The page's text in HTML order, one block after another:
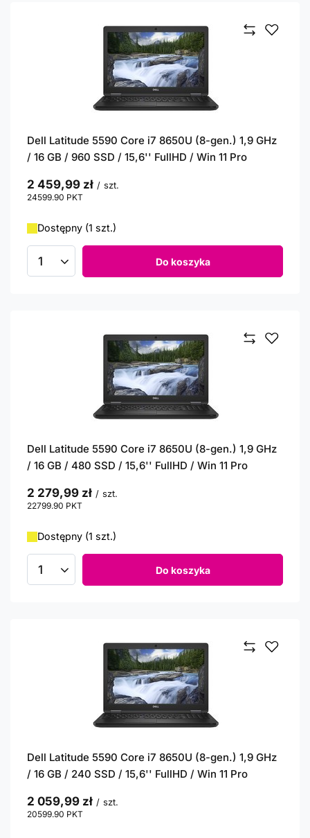
Dell Latitude 5590 Core i7 8650U (8-gen.) 1,9 GHz
/ 16 GB / 960 SSD / 15,6'' FullHD / Win 11 Pro
2 459,99 zł / szt.
24599.90 PKT
Dostępny (1 szt.)
Ilość produktów Do koszyka
Dell Latitude 5590 Core i7 8650U (8-gen.) 1,9 GHz
/ 16 GB / 480 SSD / 15,6'' FullHD / Win 11 Pro
2 279,99 zł / szt.
22799.90 PKT
Dostępny (1 szt.)
Ilość produktów Do koszyka
Dell Latitude 5590 Core i7 8650U (8-gen.) 1,9 GHz
/ 16 GB / 240 SSD / 15,6'' FullHD / Win 11 Pro
2 059,99 zł / szt.
20599.90 PKT